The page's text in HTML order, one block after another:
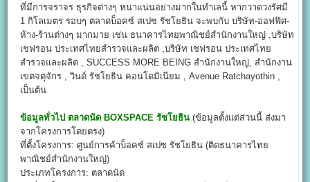
ที่มีการจราจร ธุรกิจต่างๆ หนาแน่นอย่างมากในทำเลนี้ หากวาดวงรัศมี
1 กิโลเมตร รอบๆ ตลาดบ็อคซ์ สเปซ รัชโยธิน จะพบกับ บริษัท-ออฟฟิศ-
ห้าง-ร้านต่างๆ มากมาย เช่น ธนาคารไทยพาณิชย์สำนักงานใหญ่ ,บริษัท
เชฟรอน ประเทศไทยสำรวจและผลิต ,บริษัท เชฟรอน ประเทศไทย
สำรวจและผลิต , SUCCESS MORE BEING สำนักงานใหญ่, สำนักงาน
เขตจตุจักร , วินด์ รัชโยธิน คอนโดมิเนียม , Avenue Ratchayothin ,
เป็นต้น
ข้อมูลทั่วไป ตลาดนัด BOXSPACEรัชโยธิน (ข้อมูลตั้งแต่ส่วนนี้ ส่งมา
จากโครงการโดยตรง)
ที่ตั้งโครงการ: ศูนย์การค้าบ็อคซ์ สเปซ รัชโยธิน (ติดธนาคารไทย
พาณิชย์สำนักงานใหญ่)
ประเภทโครงการ: ตลาดนัด